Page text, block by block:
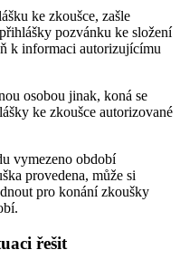
ke zkoušce, zašle
pozvánku ke složení
k informaci autorizujícímu
osobou jinak, koná se
ke zkoušce autorizované
vymezeno období
provedena, může si
pro konání zkoušky
řešit